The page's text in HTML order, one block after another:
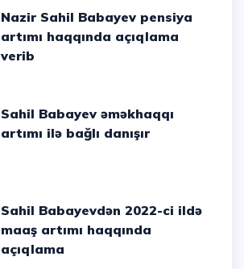
Nazir Sahil Babayev pensiya
artımı haqqında açıqlama
verib
Sahil Babayev əməkhaqqı
artımı ilə bağlı danışır
Sahil Babayevdən 2022-ci ildə
maaş artımı haqqında
açıqlama